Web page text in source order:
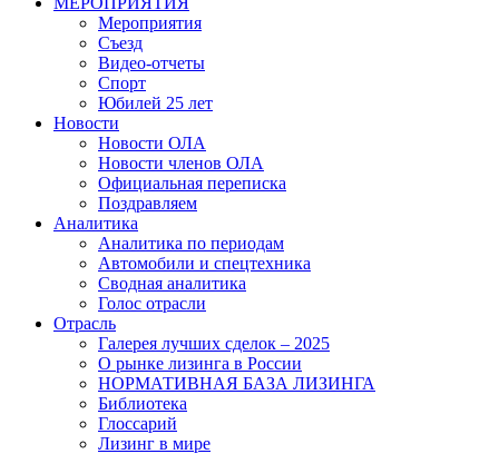
Мероприятия
Съезд
Видео-отчеты
Спорт
Юбилей 25 лет
Новости
Новости ОЛА
Новости членов ОЛА
Официальная переписка
Поздравляем
Аналитика
Аналитика по периодам
Автомобили и спецтехника
Сводная аналитика
Голос отрасли
Отрасль
Галерея лучших сделок – 2025
О рынке лизинга в России
НОРМАТИВНАЯ БАЗА ЛИЗИНГА
Библиотека
Глоссарий
Лизинг в мире